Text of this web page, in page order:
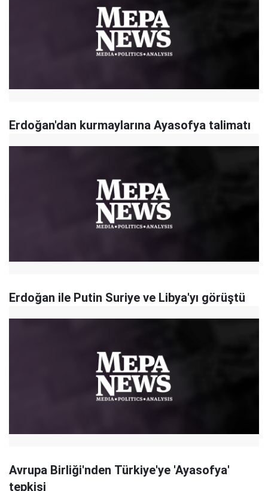
Erdoğan'dan kurmaylarına Ayasofya talimatı
Erdoğan ile Putin Suriye ve Libya'yı görüştü
Avrupa Birliği'nden Türkiye'ye 'Ayasofya'
tepkisi